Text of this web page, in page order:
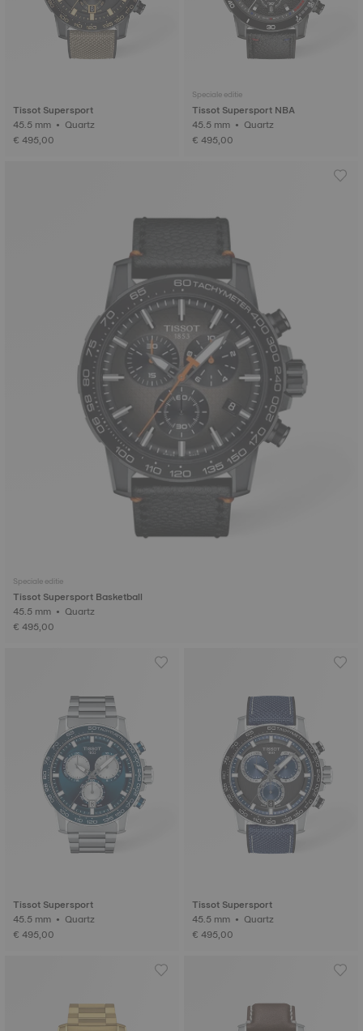
Tissot Supersport
45.5 mm • Quartz
€ 495,00
Speciale editie
Tissot Supersport NBA
45.5 mm • Quartz
€ 495,00
Speciale editie
Tissot Supersport Basketball
45.5 mm • Quartz
€ 495,00
Tissot Supersport
45.5 mm • Quartz
€ 495,00
Tissot Supersport
45.5 mm • Quartz
€ 495,00